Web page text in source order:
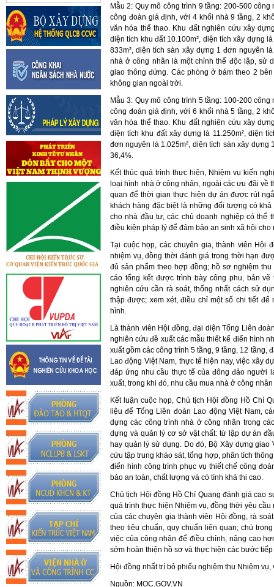
Mẫu 2: Quy mô công trình 9 tầng: 200-500
công đoàn giả định, với 4 khối nhà 9 tầng, 2
văn hóa thể thao. Khu đất nghiên cứu xây
diện tích khu đất 10.100m², diện tích xây dựng
833m², diện tích sàn xây dựng 1 đơn nguyên
nhà ở công nhân là một chỉnh thể độc lập, sử
giao thông đứng. Các phòng ở bám theo 2
không gian ngoài trời.
Mẫu 3: Quy mô công trình 5 tầng: 100-200
công đoàn giả định, với 6 khối nhà 5 tầng, 2
văn hóa thể thao. Khu đất nghiên cứu xây
diện tích khu đất xây dựng là 11.250m², diện
đơn nguyên là 1.025m², diện tích sàn xây
36,4%.
Kết thúc quá trình thực hiện, Nhiệm vụ kiến
loại hình nhà ở công nhân, ngoài các ưu đãi về
quan để thời gian thực hiện dự án được rút
khách hàng đặc biệt là những đối tượng có
cho nhà đầu tư, các chủ doanh nghiệp có thể
điều kiện pháp lý để đảm bảo an sinh xã hội
Tại cuộc họp, các chuyên gia, thành viên Hội
nhiệm vụ, đồng thời đánh giá trong thời hạn
đủ sản phẩm theo hợp đồng; hồ sơ nghiệm
cáo tổng kết được trình bày công phu, bản
nghiên cứu cần rà soát, thống nhất cách sử
thập được; xem xét, điều chỉ một số chi tiết
hình.
Là thành viên Hội đồng, đại diện Tổng Liên
nghiên cứu đề xuất các mẫu thiết kế điển hình
xuất gồm các công trình 5 tầng, 9 tầng, 12 tầng,
Lao động Việt Nam, thực tế hiện nay, việc xây
đáp ứng nhu cầu thực tế của đông đảo người
xuất, trong khi đó, nhu cầu mua nhà ở công
Kết luận cuộc họp, Chủ tịch Hội đồng Hồ Chí
liệu để Tổng Liên đoàn Lao động Việt Nam,
dựng các công trình nhà ở công nhân trong
dựng và quản lý cơ sở vật chất: từ lập dự án
hay quản lý sử dụng. Do đó, Bộ Xây dựng
cứu tập trung khảo sát, tổng hợp, phân tích
điển hình công trình phục vụ thiết chế công
bảo an toàn, chất lượng và có tính khả thi cao.
Chủ tịch Hội đồng Hồ Chí Quang đánh giá cao
quá trình thực hiện Nhiệm vụ, đồng thời yêu
của các chuyên gia thành viên Hội đồng, rà
theo tiêu chuẩn, quy chuẩn liên quan; chú
việc của công nhân để điều chỉnh, nâng cao
sớm hoàn thiện hồ sơ và thực hiện các bước
Hội đồng nhất trí bỏ phiếu nghiệm thu Nhiệm
Nguồn: MOC.GOV.VN